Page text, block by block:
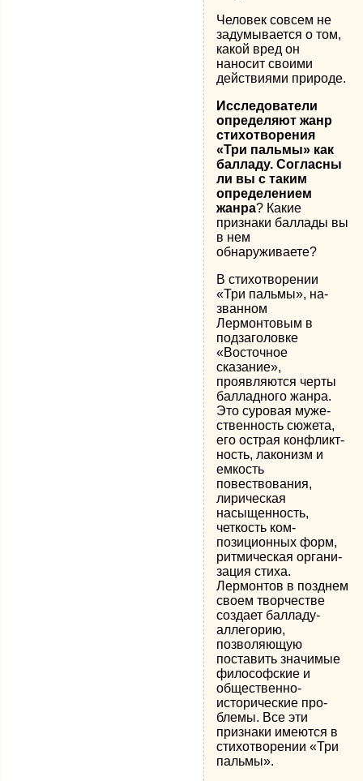
Человек совсем не
задумывается о том,
какой вред он
наносит своими
действиями природе.
Исследователи
определяют жанр
стихотворения
«Три пальмы» как
балладу. Согласны
ли вы с таким
определением
жанра? Какие
признаки баллады вы
в нем
обнаруживаете?
В стихотворении
«Три пальмы», на­
званном
Лермонтовым в
подзаголовке
«Восточное
сказание»,
проявляются чер­ты
балладного жанра.
Это суровая муже­
ственность сюжета,
его острая конфликт­
ность, лаконизм и
емкость
повествования,
лирическая
насыщенность,
четкость ком­
позиционных форм,
ритмическая органи­
зация стиха.
Лермонтов в позднем
своем творчестве
создает балладу-
аллегорию,
позволяющую
поставить значимые
фило­софские и
общественно-
исторические про­
блемы. Все эти
признаки имеются в
сти­хотворении «Три
пальмы».